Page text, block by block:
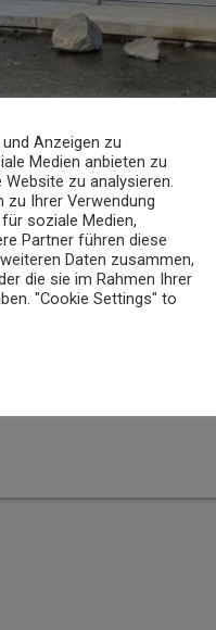
NEWS
Niedrigwasser belastet Gewässer
Anzeigen zu
Medien anbieten zu
zu analysieren.
Ihrer Verwendung
soziale Medien,
Partner führen diese
Daten zusammen,
die sie im Rahmen Ihrer
"Cookie Settings" to